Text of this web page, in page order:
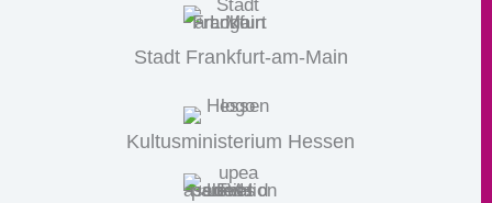
Stadt Frankfurt-am-Main
Kultusministerium Hessen